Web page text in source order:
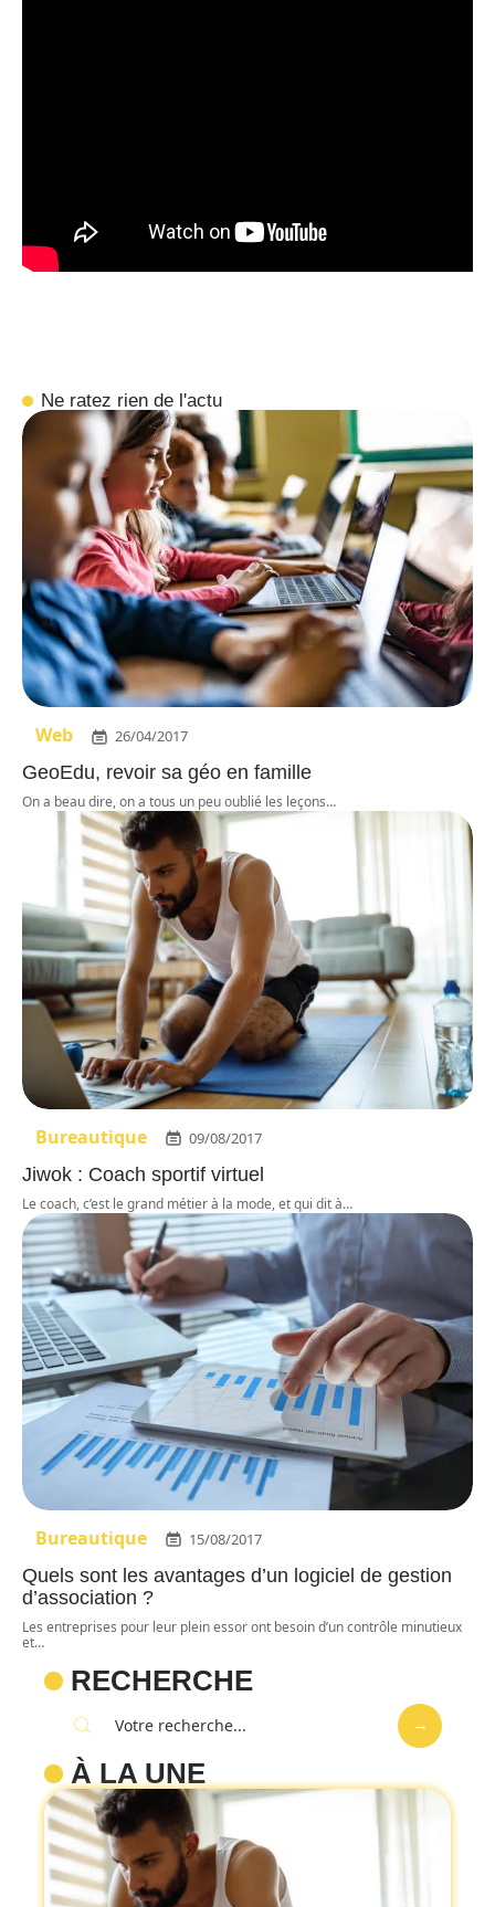
Ne ratez rien de l'actu
Web 26/04/2017
GeoEdu, revoir sa géo en famille
On a beau dire, on a tous un peu oublié les leçons…
Bureautique 09/08/2017
Jiwok : Coach sportif virtuel
Le coach, c’est le grand métier à la mode, et qui dit à…
Bureautique 15/08/2017
Quels sont les avantages d’un logiciel de gestion
d’association ?
Les entreprises pour leur plein essor ont besoin d’un contrôle minutieux
et…
RECHERCHE
À LA UNE